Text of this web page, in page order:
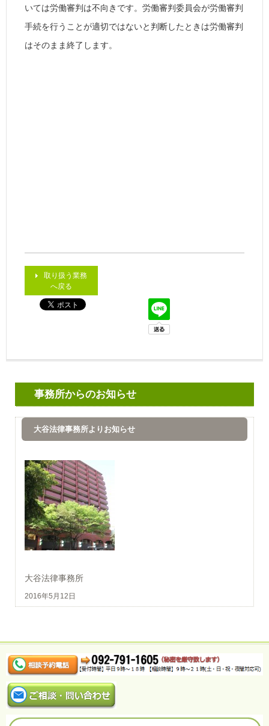
いては労働審判は不向きです。労働審判委員会が労働審判
手続を行うことが適切ではないと判断したときは労働審判
はそのまま終了します。
取り扱う業務
へ戻る
事務所からのお知らせ
大谷法律事務所よりお知らせ
大谷法律事務所
2016年5月12日